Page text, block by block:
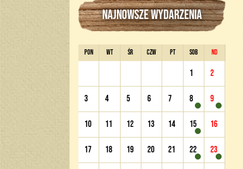
NAJNOWSZE WYDARZENIA
PON WT ŚR CZW PT SOB ND
1 2
3 4 5 6 7 8 9
10 11 12 13 14 15 16
17 18 19 20 21 22 23